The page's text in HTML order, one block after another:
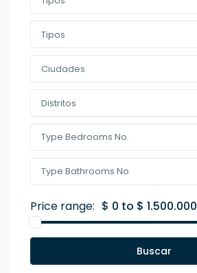
Tipos
Ciudades
Distritos
Price range: $ 0 to $ 1.500.000
Buscar